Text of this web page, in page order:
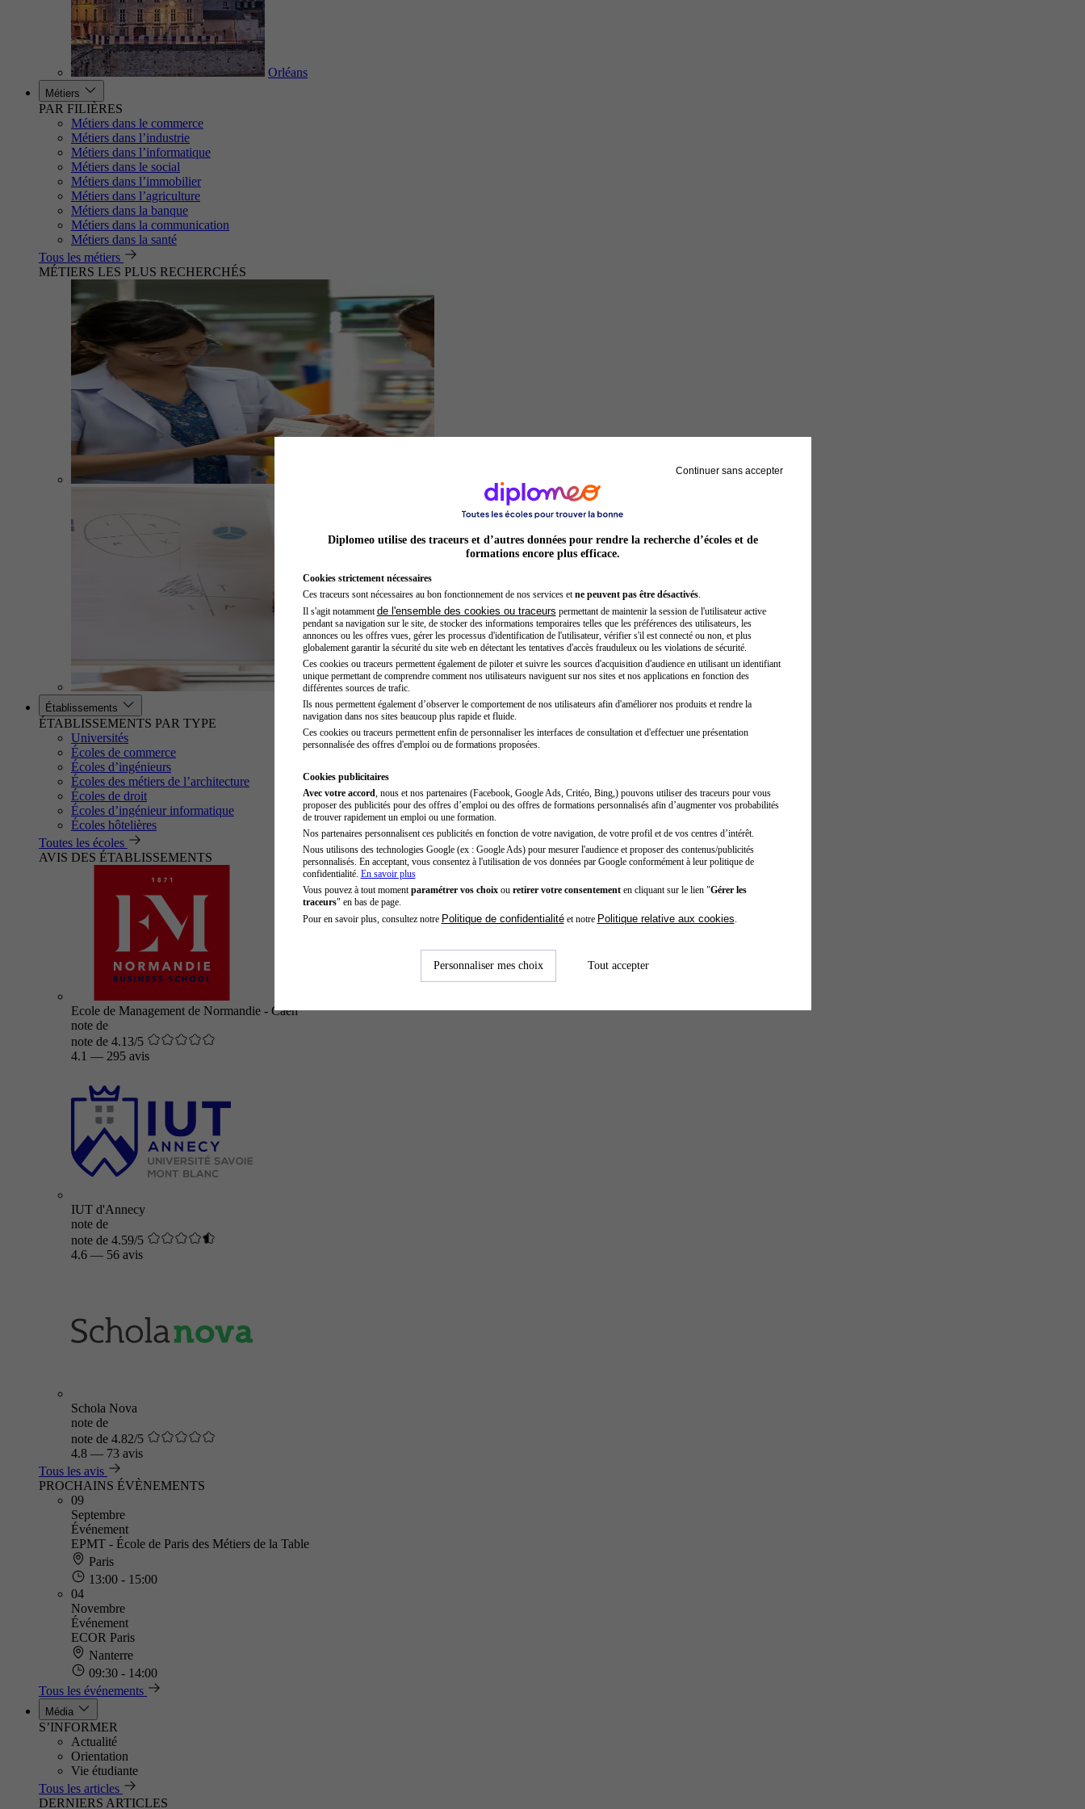
Orléans
Métiers
PAR FILIÈRES
Métiers dans le commerce
Métiers dans l’industrie
Métiers dans l’informatique
Métiers dans le social
Métiers dans l’immobilier
Métiers dans l’agriculture
Métiers dans la banque
Métiers dans la communication
Métiers dans la santé
Tous les métiers
MÉTIERS LES PLUS RECHERCHÉS
Préparateur en pharmacie
Établissements
ÉTABLISSEMENTS PAR TYPE
Universités
Écoles de commerce
Écoles d’ingénieurs
Écoles des métiers de l’architecture
Écoles de droit
Écoles d’ingénieur informatique
Écoles hôtelières
Toutes les écoles
AVIS DES ÉTABLISSEMENTS
Ecole de Management de Normandie - Caen
note de
note de 4.13/5
4.1 — 295 avis
IUT d'Annecy
note de
note de 4.59/5
4.6 — 56 avis
Schola Nova
note de
note de 4.82/5
4.8 — 73 avis
Tous les avis
PROCHAINS ÉVÈNEMENTS
09
Septembre
Événement
EPMT - École de Paris des Métiers de la Table
Paris
13:00 - 15:00
04
Novembre
Événement
ECOR Paris
Nanterre
09:30 - 14:00
Tous les événements
Média
S’INFORMER
Actualité
Orientation
Vie étudiante
Tous les articles
DERNIERS ARTICLES
Continuer sans accepter
Diplomeo utilise des traceurs et d’autres données pour rendre la recherche d’écoles et de
formations encore plus efficace.
Cookies strictement nécessaires
Ces traceurs sont nécessaires au bon fonctionnement de nos services et ne peuvent pas être désactivés.
Il s'agit notamment de l'ensemble des cookies ou traceurs permettant de maintenir la session de l'utilisateur active
pendant sa navigation sur le site, de stocker des informations temporaires telles que les préférences des utilisateurs, les
annonces ou les offres vues, gérer les processus d'identification de l'utilisateur, vérifier s'il est connecté ou non, et plus
globalement garantir la sécurité du site web en détectant les tentatives d'accès frauduleux ou les violations de sécurité.
Ces cookies ou traceurs permettent également de piloter et suivre les sources d'acquisition d'audience en utilisant un identifiant
unique permettant de comprendre comment nos utilisateurs naviguent sur nos sites et nos applications en fonction des
différentes sources de trafic.
Ils nous permettent également d’observer le comportement de nos utilisateurs afin d'améliorer nos produits et rendre la
navigation dans nos sites beaucoup plus rapide et fluide.
Ces cookies ou traceurs permettent enfin de personnaliser les interfaces de consultation et d'effectuer une présentation
personnalisée des offres d'emploi ou de formations proposées.
Cookies publicitaires
Avec votre accord , nous et nos partenaires (Facebook, Google Ads, Critéo, Bing,) pouvons utiliser des traceurs pour vous
proposer des publicités pour des offres d’emploi ou des offres de formations personnalisés afin d’augmenter vos probabilités
de trouver rapidement un emploi ou une formation.
Nos partenaires personnalisent ces publicités en fonction de votre navigation, de votre profil et de vos centres d’intérêt.
Nous utilisons des technologies Google (ex : Google Ads) pour mesurer l'audience et proposer des contenus/publicités
personnalisés. En acceptant, vous consentez à l'utilisation de vos données par Google conformément à leur politique de
confidentialité. En savoir plus
Vous pouvez à tout moment paramétrer vos choixou retirer votre consentementen cliquant sur le lien "Gérer les
traceurs" en bas de page.
Pour en savoir plus, consultez notre Politique de confidentialitéet notre Politique relative aux cookies
Personnaliser mes choix Tout accepter